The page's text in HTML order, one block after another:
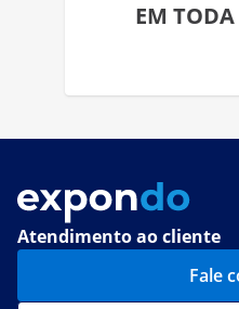
EM
Atendimento ao cliente
Fale